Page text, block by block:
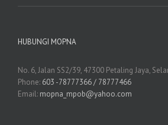
HUBUNGI MOPNA
No. 6, Jalan SS2/39, 47300 Petaling Jaya,
Phone: 603 -78777366 / 78777466
Email: mopna_mpob@yahoo.com